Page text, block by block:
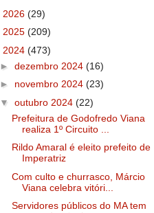
2026 (29)
2025 (209)
2024 (473)
► dezembro 2024 (16)
► novembro 2024 (23)
▼ outubro 2024 (22)
Prefeitura de Godofredo Viana
realiza 1º Circuito ...
Rildo Amaral é eleito prefeito de
Imperatriz
Com culto e churrasco, Márcio
Viana celebra vitóri...
Servidores públicos do MA tem